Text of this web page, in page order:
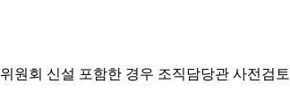
위원회 신설 포함한 경우 조직담당관 사전검